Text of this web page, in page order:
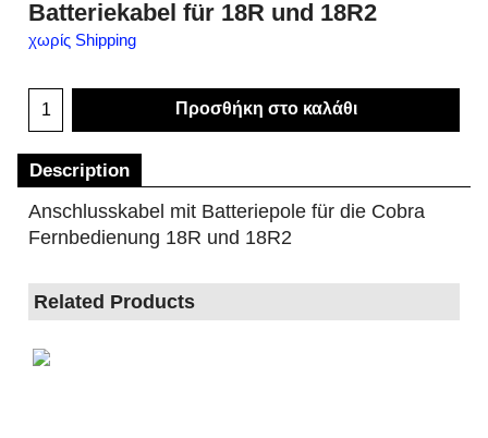
Batteriekabel für 18R und 18R2
χωρίς Shipping
Προσθήκη στο καλάθι
Description
Anschlusskabel mit Batteriepole für die Cobra
Fernbedienung 18R und 18R2
Related Products